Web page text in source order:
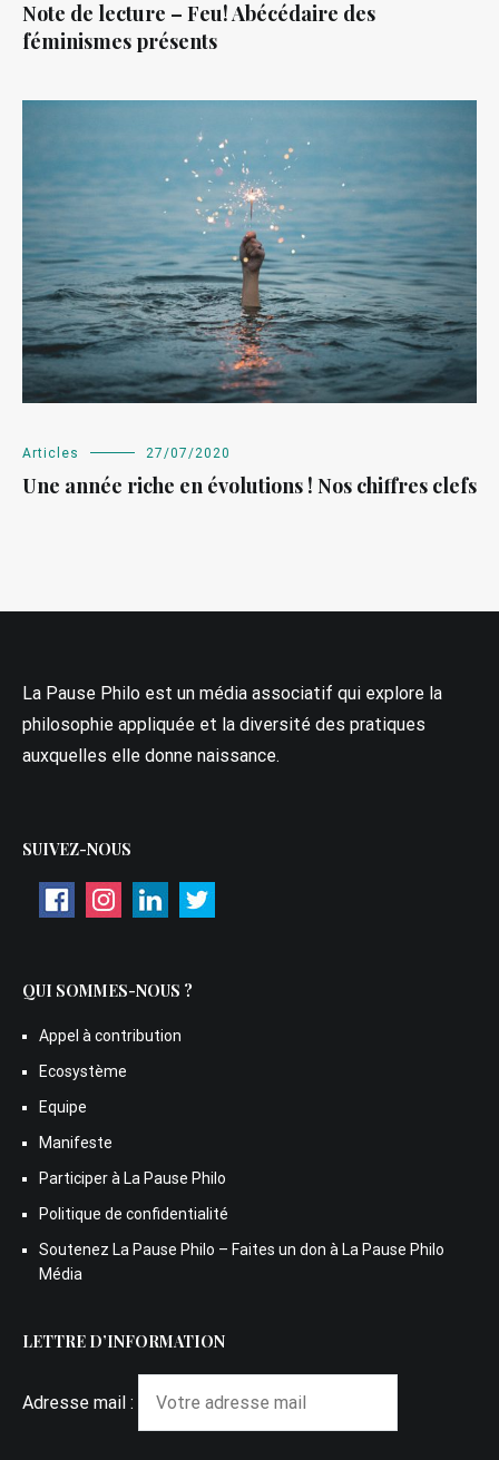
Note de lecture – Feu! Abécédaire des
féminismes présents
Articles 27/07/2020
Une année riche en évolutions ! Nos chiffres clefs
La Pause Philo est un média associatif qui explore la
philosophie appliquée et la diversité des pratiques
auxquelles elle donne naissance.
SUIVEZ-NOUS
QUI SOMMES-NOUS ?
Appel à contribution
Ecosystème
Equipe
Manifeste
Participer à La Pause Philo
Politique de confidentialité
Soutenez La Pause Philo – Faites un don à La Pause Philo
Média
LETTRE D’INFORMATION
Adresse mail :